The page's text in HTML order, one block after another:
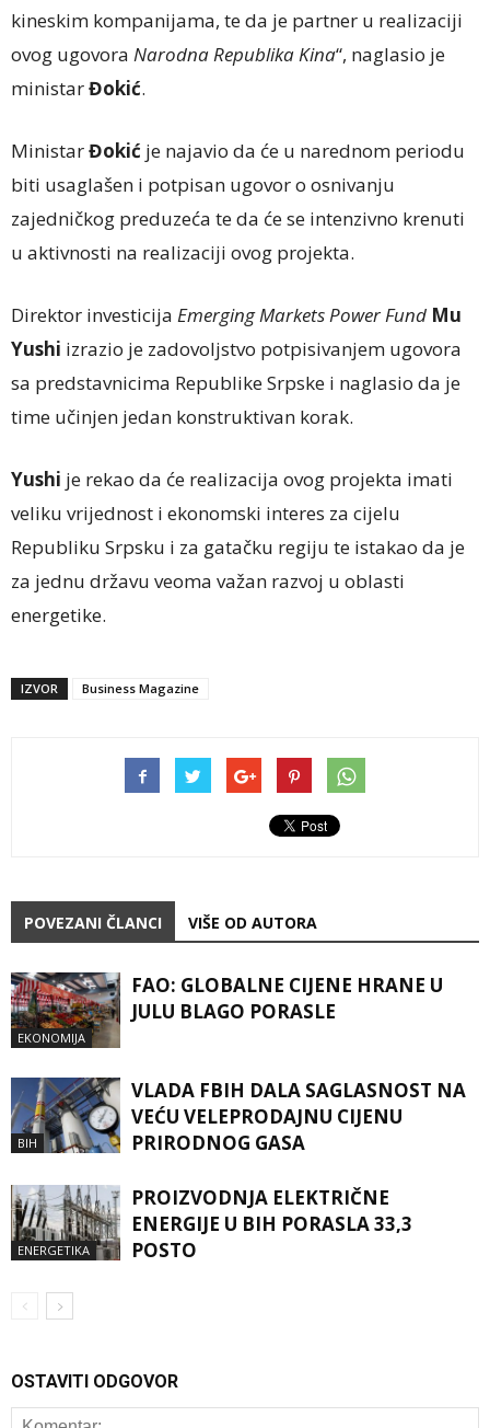
kineskim kompanijama, te da je partner u realizaciji
ovog ugovora Narodna Republika Kina“, naglasio je
ministarĐokić.
MinistarĐokić je najavio da će u narednom periodu
biti usaglašen i potpisan ugovor o osnivanju
zajedničkog preduzeća te da će se intenzivno krenuti
u aktivnosti na realizaciji ovog projekta.
Direktor investicija Emerging Markets Power Fund Mu
Yushi izrazio je zadovoljstvo potpisivanjem ugovora
sa predstavnicima Republike Srpske i naglasio da je
time učinjen jedan konstruktivan korak.
Yushi je rekao da će realizacija ovog projekta imati
veliku vrijednost i ekonomski interes za cijelu
Republiku Srpsku i za gatačku regiju te istakao da je
za jednu državu veoma važan razvoj u oblasti
energetike.
IZVOR Business Magazine
POVEZANI ČLANCI VIŠE OD AUTORA
EKONOMIJA
FAO: GLOBALNE CIJENE HRANE U
JULU BLAGO PORASLE
BIH
VLADA FBIH DALA SAGLASNOST NA
VEĆU VELEPRODAJNU CIJENU
PRIRODNOG GASA
ENERGETIKA
PROIZVODNJA ELEKTRIČNE
ENERGIJE U BIH PORASLA 33,3
POSTO
OSTAVITI ODGOVOR